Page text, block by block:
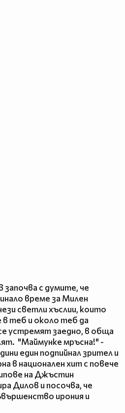
с думите, че
време за Милен
светли хъслии, които
теб и около теб да
устремят заедно, в обща
"Маймунке мръсна!" -
един подпийнал зрител и
в национален хит с повече
на Джъстин
Дилов и посочва, че
ирония и